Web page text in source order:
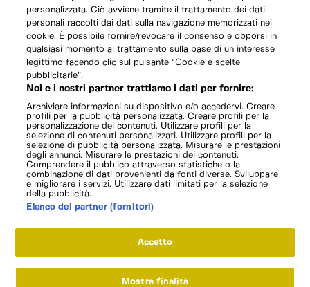
personalizzata. Ciò avviene tramite il trattamento dei dati
personali raccolti dai dati sulla navigazione memorizzati nei
cookie. È possibile fornire/revocare il consenso e opporsi in
qualsiasi momento al trattamento sulla base di un interesse
legittimo facendo clic sul pulsante “Cookie e scelte
pubblicitarie”.
Noi e i nostri partner trattiamo i dati per fornire:
Archiviare informazioni su dispositivo e/o accedervi. Creare
profili per la pubblicità personalizzata. Creare profili per la
personalizzazione dei contenuti. Utilizzare profili per la
selezione di contenuti personalizzati. Utilizzare profili per la
selezione di pubblicità personalizzata. Misurare le prestazioni
degli annunci. Misurare le prestazioni dei contenuti.
Comprendere il pubblico attraverso statistiche o la
combinazione di dati provenienti da fonti diverse. Sviluppare
e migliorare i servizi. Utilizzare dati limitati per la selezione
della pubblicità.
Elenco dei partner (fornitori)
Accetto
Mostra finalità